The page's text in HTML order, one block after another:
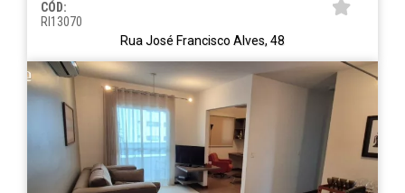
CÓD:
RI13070
Rua José Francisco Alves, 48